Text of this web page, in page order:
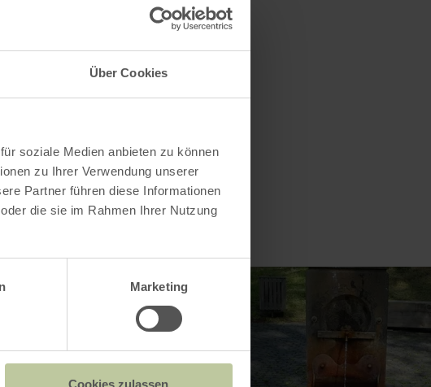
Über Cookies
soziale Medien anbieten zu können
zu Ihrer Verwendung unserer
Partner führen diese Informationen
die sie im Rahmen Ihrer Nutzung
Marketing
Cookies zulassen